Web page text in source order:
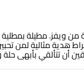
من ويفز. مطيلة
هدية مثالية
أن تتألقي بأبهى